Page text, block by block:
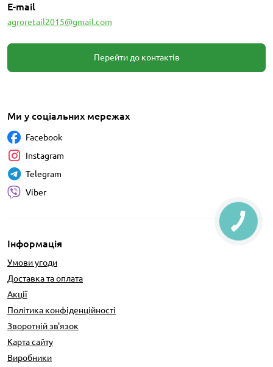
E-mail
agroretail2015@gmail.com
Перейти до контактів
Інформація
Умови угоди
Доставка та оплата
Акції
Політика конфіденційності
Зворотній зв'язок
Карта сайту
Виробники
Ми у соціальних мережах
Facebook
Instagram
Telegram
Viber